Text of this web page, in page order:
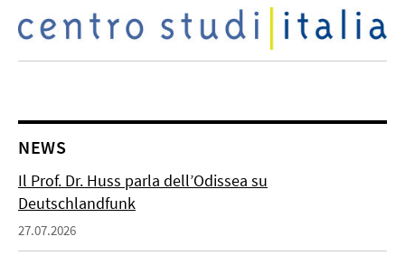
NEWS
Il Prof. Dr. Huss parla dell’Odissea su
Deutschlandfunk
27.07.2026